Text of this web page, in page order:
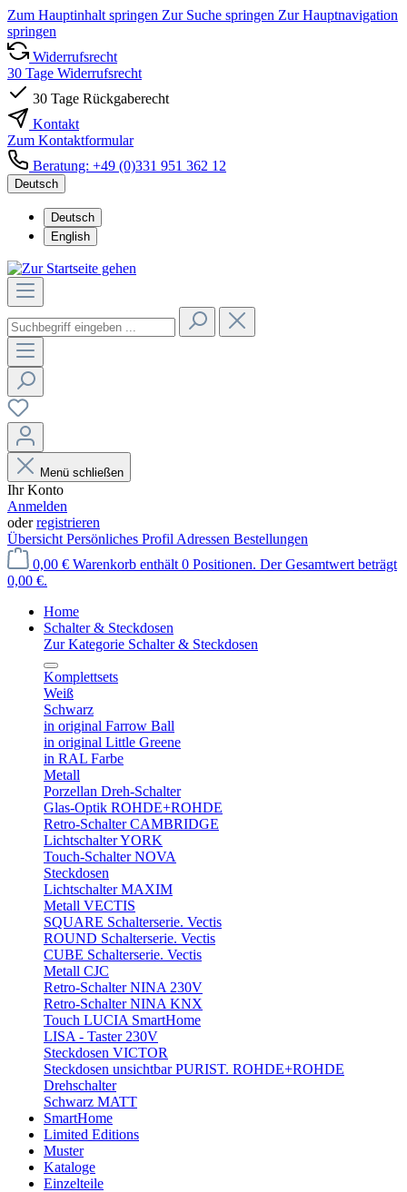
Zum Hauptinhalt springen Zur Suche springen Zur Hauptnavigation
springen
Widerrufsrecht
30 Tage Widerrufsrecht
30 Tage Rückgaberecht
Kontakt
Zum Kontaktformular
Beratung: +49 (0)331 951 362 12
Deutsch
Deutsch
English
Menü schließen
Ihr Konto
Anmelden
oderregistrieren
Übersicht Persönliches Profil Adressen Bestellungen
0,00 € Warenkorb enthält 0 Positionen. Der Gesamtwert beträgt
0,00 €.
Home
Schalter & Steckdosen
Zur Kategorie Schalter & Steckdosen
Komplettsets
Weiß
Schwarz
in original Farrow Ball
in original Little Greene
in RAL Farbe
Metall
Porzellan Dreh-Schalter
Glas-Optik ROHDE+ROHDE
Retro-Schalter CAMBRIDGE
Lichtschalter YORK
Touch-Schalter NOVA
Steckdosen
Lichtschalter MAXIM
Metall VECTIS
SQUARE Schalterserie. Vectis
ROUND Schalterserie. Vectis
CUBE Schalterserie. Vectis
Metall CJC
Retro-Schalter NINA 230V
Retro-Schalter NINA KNX
Touch LUCIA SmartHome
LISA - Taster 230V
Steckdosen VICTOR
Steckdosen unsichtbar PURIST. ROHDE+ROHDE
Drehschalter
Schwarz MATT
SmartHome
Limited Editions
Muster
Kataloge
Einzelteile